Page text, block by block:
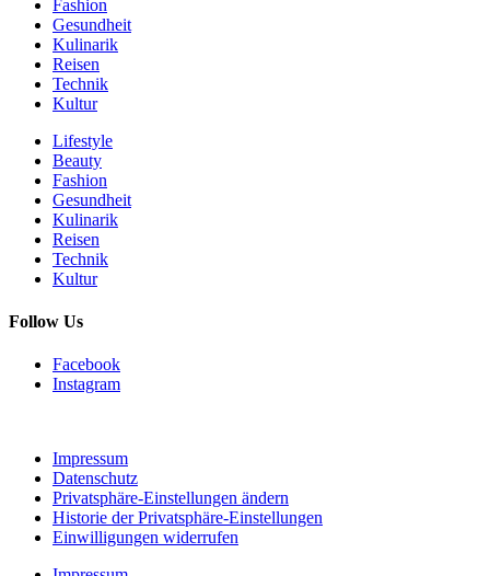
Fashion
Gesundheit
Kulinarik
Reisen
Technik
Kultur
Lifestyle
Beauty
Fashion
Gesundheit
Kulinarik
Reisen
Technik
Kultur
Follow Us
Facebook
Instagram
Impressum
Datenschutz
Privatsphäre-Einstellungen ändern
Historie der Privatsphäre-Einstellungen
Einwilligungen widerrufen